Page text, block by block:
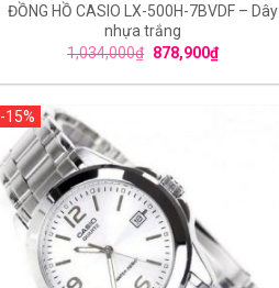
ĐỒNG HỒ CASIO LX-500H-7BVDF – Dây
nhựa trắng
1,034,000₫ 878,900₫
-15%